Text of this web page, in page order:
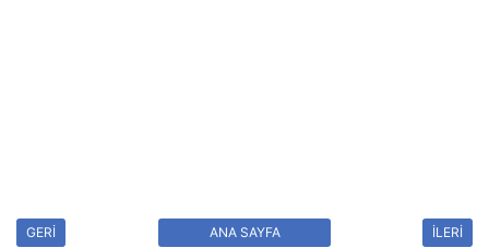
GERİ İLERİ
ANA SAYFA